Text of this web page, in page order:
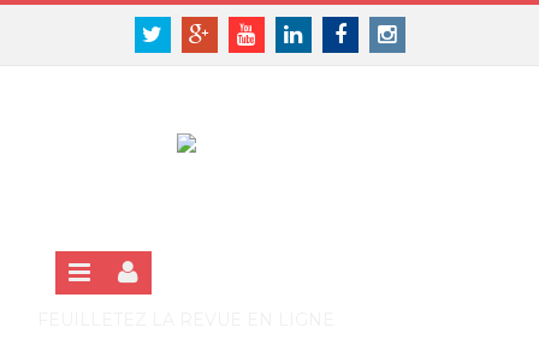
Panneau de gestion des cookies
TwitterGoogle+YoutubeLinkedinFacebookInstagram
SE CONNECTER